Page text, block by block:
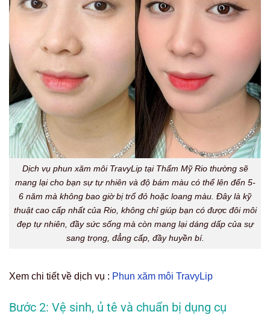
Dịch vụ phun xăm môi TravyLip tại Thẩm Mỹ Rio thường sẽ
mang lại cho bạn sự tự nhiên và độ bám màu có thể lên đến 5-
6 năm mà không bao giờ bị trổ đỏ hoặc loang màu. Đây là kỹ
thuật cao cấp nhất của Rio, không chỉ giúp bạn có được đôi môi
đẹp tự nhiên, đầy sức sống mà còn mang lại dáng dấp của sự
sang trọng, đẳng cấp, đầy huyền bí.
Xem chi tiết về dịch vụ : Phun xăm môi TravyLip
Bước 2: Vệ sinh, ủ tê và chuẩn bị dụng cụ